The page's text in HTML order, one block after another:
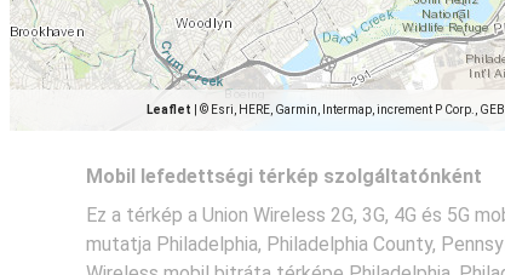
Leaflet © Esri, HERE, Garmin, Intermap, increment P Corp.,
Mobil lefedettségi térkép szolgáltatónként
Ez a térkép a Union Wireless 2G, 3G, 4G és 5G
mutatja Philadelphia, Philadelphia County,